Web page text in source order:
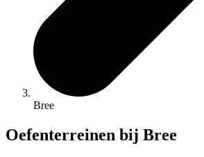
Bree
Oefenterreinen bij Bree